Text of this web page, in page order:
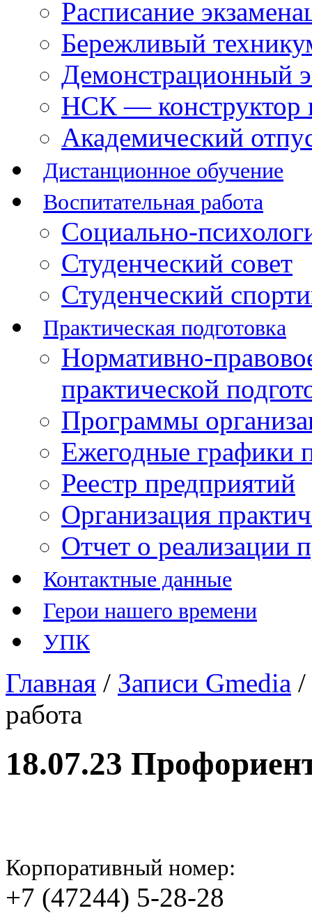
Расписание
Бережливый
Демонстрационный
НСК — конструктор
Академический
Дистанционное обучение
Воспитательная работа
Социально-
Студенческий совет
Студенческий
Практическая подготовка
Нормативно-
практической
Программы
Ежегодные графики
Реестр предприятий
Организация
Отчет о реализации
Контактные данные
Герои нашего времени
УПК
Главная / Записи Gmedia /
работа
18.07.23
Корпоративный номер:
+7 (47244) 5-28-28